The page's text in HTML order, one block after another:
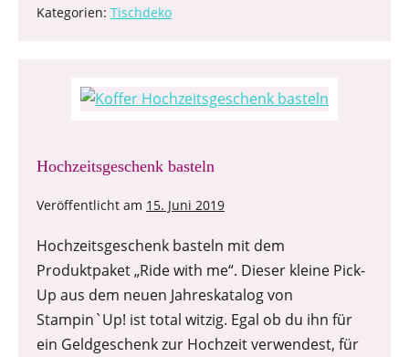
Kategorien: Tischdeko
Hochzeitsgeschenk basteln
Veröffentlicht am 15. Juni 2019
Hochzeitsgeschenk basteln mit dem
Produktpaket „Ride with me“. Dieser kleine Pick-
Up aus dem neuen Jahreskatalog von
Stampin`Up! ist total witzig. Egal ob du ihn für
ein Geldgeschenk zur Hochzeit verwendest, für